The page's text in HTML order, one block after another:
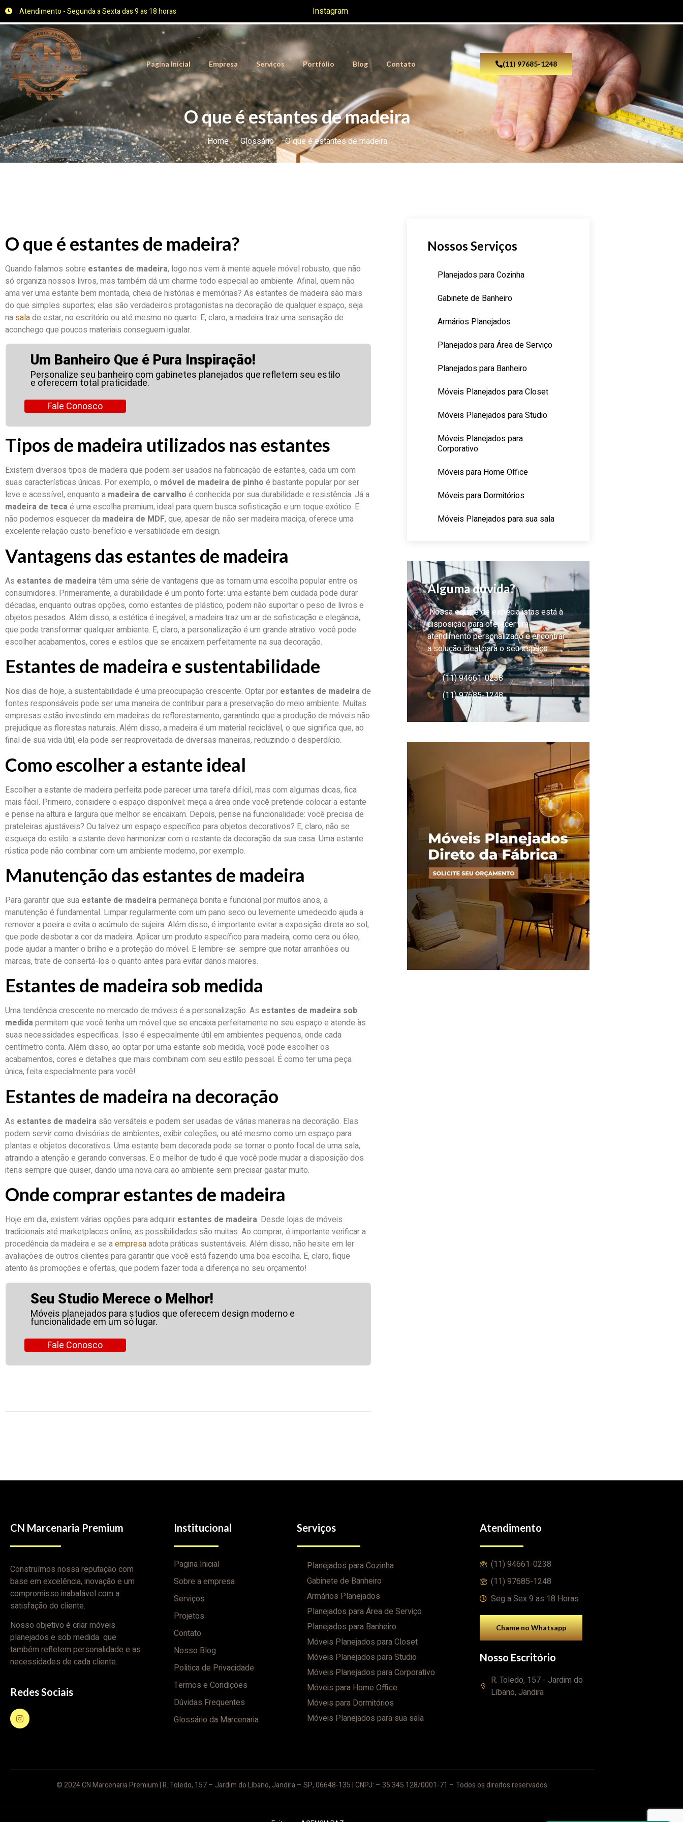
Atendimento - Segunda a Sexta das 9 as 18 horas Instagram
Pagina Inicial Empresa Serviços Portfólio Blog Contato (11) 97685-1248
O que é estantes de madeira
Home Glossário O que é estantes de madeira
O que é estantes de madeira?
Quando falamos sobre estantes de madeira, logo nos vem à mente aquele móvel robusto, que não
só organiza nossos livros, mas também dá um charme todo especial ao ambiente. Afinal, quem não
ama ver uma estante bem montada, cheia de histórias e memórias? As estantes de madeira são mais
do que simples suportes; elas são verdadeiros protagonistas na decoração de qualquer espaço, seja
na salade estar, no escritório ou até mesmo no quarto. E, claro, a madeira traz uma sensação de
aconchego que poucos materiais conseguem igualar.
Um Banheiro Que é Pura Inspiração!
Personalize seu banheiro com gabinetes planejados que refletem seu estilo
e oferecem total praticidade.
Fale Conosco
Tipos de madeira utilizados nas estantes
Existem diversos tipos de madeira que podem ser usados na fabricação de estantes, cada um com
suas características únicas. Por exemplo, o móvel de madeira de pinho é bastante popular por ser
leve e acessível, enquanto a madeira de carvalho é conhecida por sua durabilidade e resistência. Já a
madeira de tecaé uma escolha premium, ideal para quem busca sofisticação e um toque exótico. E
não podemos esquecer da madeira de MDF, que, apesar de não ser madeira maciça, oferece uma
excelente relação custo-benefício e versatilidade em design.
Vantagens das estantes de madeira
As estantes de madeiratêm uma série de vantagens que as tornam uma escolha popular entre os
consumidores. Primeiramente, a durabilidade é um ponto forte: uma estante bem cuidada pode durar
décadas, enquanto outras opções, como estantes de plástico, podem não suportar o peso de livros e
objetos pesados. Além disso, a estética é inegável; a madeira traz um ar de sofisticação e elegância,
que pode transformar qualquer ambiente. E, claro, a personalização é um grande atrativo: você pode
escolher acabamentos, cores e estilos que se encaixem perfeitamente na sua decoração.
Estantes de madeira e sustentabilidade
Nos dias de hoje, a sustentabilidade é uma preocupação crescente. Optar por estantes de madeirade
fontes responsáveis pode ser uma maneira de contribuir para a preservação do meio ambiente. Muitas
empresas estão investindo em madeiras de reflorestamento, garantindo que a produção de móveis não
prejudique as florestas naturais. Além disso, a madeira é um material reciclável, o que significa que, ao
final de sua vida útil, ela pode ser reaproveitada de diversas maneiras, reduzindo o desperdício.
Como escolher a estante ideal
Escolher a estante de madeira perfeita pode parecer uma tarefa difícil, mas com algumas dicas, fica
mais fácil. Primeiro, considere o espaço disponível: meça a área onde você pretende colocar a estante
e pense na altura e largura que melhor se encaixam. Depois, pense na funcionalidade: você precisa de
prateleiras ajustáveis? Ou talvez um espaço específico para objetos decorativos? E, claro, não se
esqueça do estilo: a estante deve harmonizar com o restante da decoração da sua casa. Uma estante
rústica pode não combinar com um ambiente moderno, por exemplo.
Manutenção das estantes de madeira
Para garantir que sua estante de madeirapermaneça bonita e funcional por muitos anos, a
manutenção é fundamental. Limpar regularmente com um pano seco ou levemente umedecido ajuda a
remover a poeira e evita o acúmulo de sujeira. Além disso, é importante evitar a exposição direta ao sol,
que pode desbotar a cor da madeira. Aplicar um produto específico para madeira, como cera ou óleo,
pode ajudar a manter o brilho e a proteção do móvel. E lembre-se: sempre que notar arranhões ou
marcas, trate de consertá-los o quanto antes para evitar danos maiores.
Estantes de madeira sob medida
Uma tendência crescente no mercado de móveis é a personalização. As estantes de madeira sob
medidapermitem que você tenha um móvel que se encaixa perfeitamente no seu espaço e atende às
suas necessidades específicas. Isso é especialmente útil em ambientes pequenos, onde cada
centímetro conta. Além disso, ao optar por uma estante sob medida, você pode escolher os
acabamentos, cores e detalhes que mais combinam com seu estilo pessoal. É como ter uma peça
única, feita especialmente para você!
Estantes de madeira na decoração
As estantes de madeira são versáteis e podem ser usadas de várias maneiras na decoração. Elas
podem servir como divisórias de ambientes, exibir coleções, ou até mesmo como um espaço para
plantas e objetos decorativos. Uma estante bem decorada pode se tornar o ponto focal de uma sala,
atraindo a atenção e gerando conversas. E o melhor de tudo é que você pode mudar a disposição dos
itens sempre que quiser, dando uma nova cara ao ambiente sem precisar gastar muito.
Onde comprar estantes de madeira
Hoje em dia, existem várias opções para adquirir estantes de madeira. Desde lojas de móveis
tradicionais até marketplaces online, as possibilidades são muitas. Ao comprar, é importante verificar a
procedência da madeira e se aempresaadota práticas sustentáveis. Além disso, não hesite em ler
avaliações de outros clientes para garantir que você está fazendo uma boa escolha. E, claro, fique
atento às promoções e ofertas, que podem fazer toda a diferença no seu orçamento!
Seu Studio Merece o Melhor!
Móveis planejados para studios que oferecem design moderno e
funcionalidade em um só lugar.
Fale Conosco
Nossos Serviços
Planejados para Cozinha
Gabinete de Banheiro
Armários Planejados
Planejados para Área de Serviço
Planejados para Banheiro
Móveis Planejados para Closet
Móveis Planejados para Studio
Móveis Planejados para
Corporativo
Móveis para Home Office
Móveis para Dormitórios
Móveis Planejados para sua sala
Alguma dúvida?
Nossa equipe de especialistas está à
disposição para oferecer um
atendimento personalizado e encontrar
a solução ideal para o seu espaço.
(11) 94661-0238
(11) 97685-1248
CN Marcenaria Premium
Construímos nossa reputação com
base em excelência, inovação e um
compromisso inabalável com a
satisfação do cliente.
Nosso objetivo é criar móveis
planejados e sob medida que
também refletem personalidade e as
necessidades de cada cliente.
Redes Sociais
Institucional
Pagina Inicial
Sobre a empresa
Serviços
Projetos
Contato
Nosso Blog
Politica de Privacidade
Termos e Condições
Dúvidas Frequentes
Glossário da Marcenaria
Serviços
Planejados para Cozinha
Gabinete de Banheiro
Armários Planejados
Planejados para Área de Serviço
Planejados para Banheiro
Móveis Planejados para Closet
Móveis Planejados para Studio
Móveis Planejados para Corporativo
Móveis para Home Office
Móveis para Dormitórios
Móveis Planejados para sua sala
Atendimento
(11) 94661-0238
(11) 97685-1248
Seg a Sex 9 as 18 Horas
Chame no Whatsapp
Nosso Escritório
R. Toledo, 157 - Jardim do
Líbano, Jandira
© 2024 CN Marcenaria Premium | R. Toledo, 157 – Jardim do Líbano, Jandira – SP, 06648-135 | CNPJ: – 35.345.128/0001-71 – Todos os direitos reservados.